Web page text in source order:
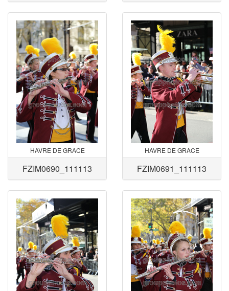
HAVRE DE GRACE
FZIM0690_111113
HAVRE DE GRACE
FZIM0691_111113